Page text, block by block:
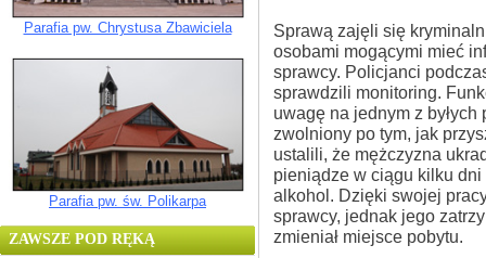
Parafia pw. Chrystusa Zbawiciela
Parafia pw. św. Polikarpa
ZAWSZE POD RĘKĄ
Sprawą zajęli się
osobami mogącymi mieć
sprawcy. Policjanci
sprawdzili monitoring.
uwagę na jednym z byłych
zwolniony po tym, jak
ustalili, że mężczyzna
pieniądze w ciągu kilku
alkohol. Dzięki swojej
sprawcy, jednak jego
zmieniał miejsce pobytu.